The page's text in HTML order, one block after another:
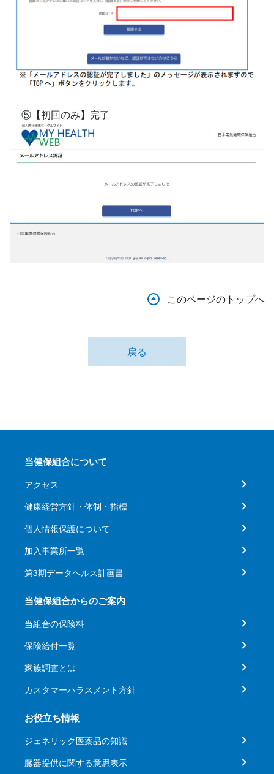
⑤【初回のみ】完了
このページのトップへ
戻る
当健保組合について
アクセス
健康経営方針・体制・指標
個人情報保護について
加入事業所一覧
第3期データヘルス計画書
当健保組合からのご案内
当組合の保険料
保険給付一覧
家族調査とは
カスタマーハラスメント方針
お役立ち情報
ジェネリック医薬品の知識
臓器提供に関する意思表示